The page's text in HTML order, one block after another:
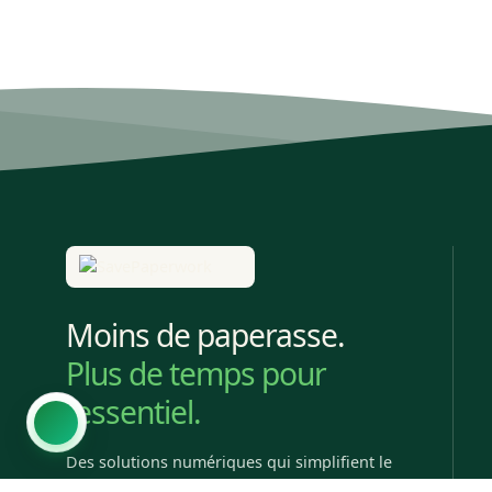
Moins de paperasse.
Plus de temps pour
l’essentiel.
Des solutions numériques qui simplifient le